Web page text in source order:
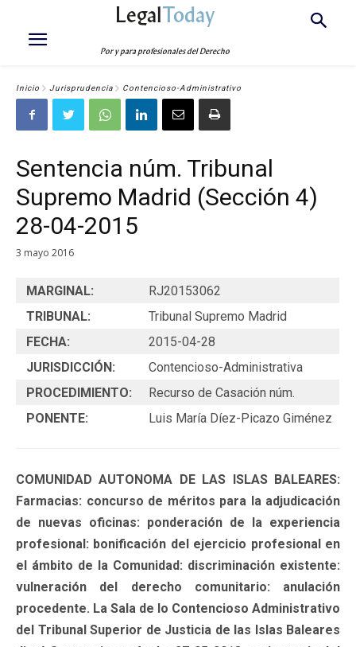
LegalToday
Por y para profesionales del Derecho
Inicio Jurisprudencia Contencioso-Administrativo
Sentencia núm. Tribunal
Supremo Madrid (Sección 4)
28-04-2015
3 mayo 2016
MARGINAL:
RJ20153062
TRIBUNAL:
Tribunal Supremo Madrid
FECHA:
2015-04-28
JURISDICCIÓN:
Contencioso-Administrativa
PROCEDIMIENTO:
Recurso de Casación núm.
PONENTE:
Luis María Díez-Picazo Giménez
COMUNIDAD AUTONOMA DE LAS ISLAS BALEARES:
Farmacias: concurso de méritos para la adjudicación
de nuevas oficinas: ponderación de la experiencia
profesional: bonificación del ejercicio profesional en
el ámbito de la Comunidad: discriminación existente:
vulneración del derecho comunitario: anulación
procedente. La Sala de lo Contencioso Administrativo
del Tribunal Superior de Justicia de las Islas Baleares